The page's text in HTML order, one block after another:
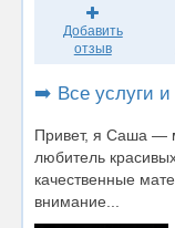
Добавить
отзыв
➡️ Все услуги и
Привет, я Саша —
любитель
качественные
внимание...